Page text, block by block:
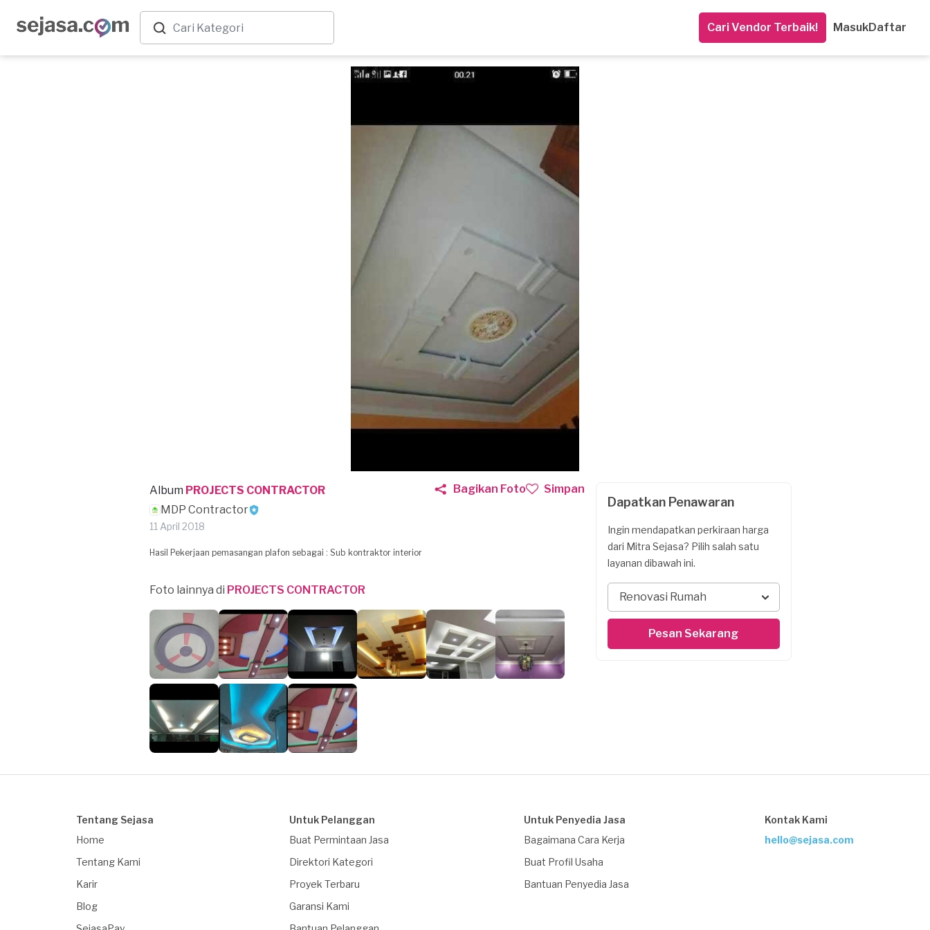
Cari Vendor Terbaik! MasukDaftar
Album PROJECTS CONTRACTOR
MDP Contractor
11 April 2018
Bagikan Foto Simpan
Hasil Pekerjaan pemasangan plafon sebagai : Sub kontraktor interior
Foto lainnya di PROJECTS CONTRACTOR
Dapatkan Penawaran
Ingin mendapatkan perkiraan harga
dari Mitra Sejasa? Pilih salah satu
layanan dibawah ini.
Renovasi Rumah
Pesan Sekarang
Tentang Sejasa
Home
Tentang Kami
Karir
Blog
Untuk Pelanggan
Buat Permintaan Jasa
Direktori Kategori
Proyek Terbaru
Garansi Kami
Untuk Penyedia Jasa
Bagaimana Cara Kerja
Buat Profil Usaha
Bantuan Penyedia Jasa
Kontak Kami
hello@sejasa.com